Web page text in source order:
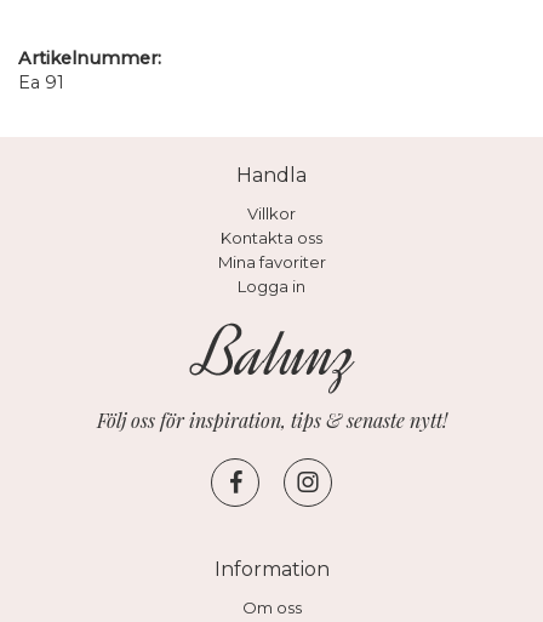
Artikelnummer:
Ea 91
Handla
Villkor
Kontakta oss
Mina favoriter
Logga in
Följ oss för inspiration, tips & senaste nytt!
Information
Om oss